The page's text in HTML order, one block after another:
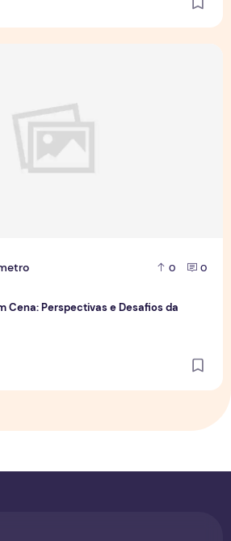
0 0
Cena: Perspectivas e Desafios da